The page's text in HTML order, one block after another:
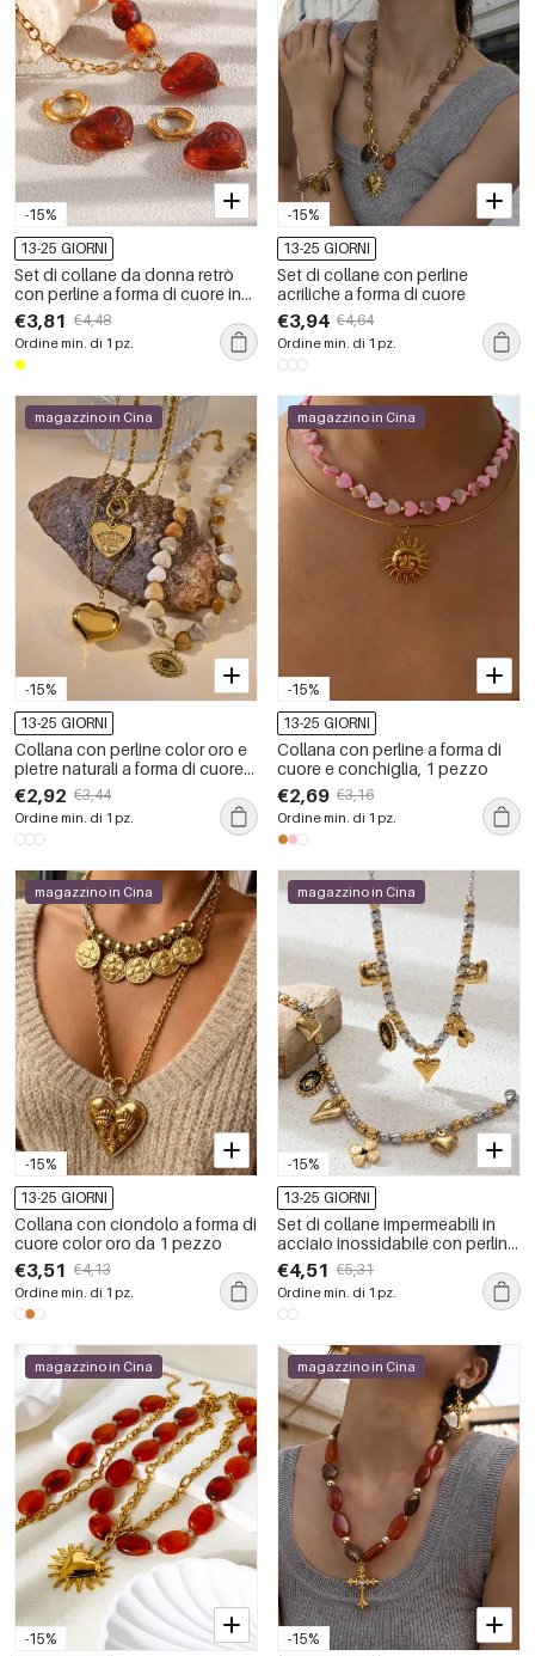
-15%
13-25 GIORNI
Set di collane da donna retrò
con perline a forma di cuore in
acrilico color oro
€3,81 €4,48
Ordine min. di 1 pz.
-15%
13-25 GIORNI
Set di collane con perline
acriliche a forma di cuore
€3,94 €4,64
Ordine min. di 1 pz.
-15%
magazzino in Cina
13-25 GIORNI
Collana con perline color oro e
pietre naturali a forma di cuore
retrò, 1 pezzo
€2,92 €3,44
Ordine min. di 1 pz.
-15%
magazzino in Cina
13-25 GIORNI
Collana con perline a forma di
cuore e conchiglia, 1 pezzo
€2,69 €3,16
Ordine min. di 1 pz.
-15%
magazzino in Cina
13-25 GIORNI
Collana con ciondolo a forma di
cuore color oro da 1 pezzo
€3,51 €4,13
Ordine min. di 1 pz.
-15%
magazzino in Cina
13-25 GIORNI
Set di collane impermeabili in
acciaio inossidabile con perline
a forma di cuore di vari colori
€4,51 €5,31
Ordine min. di 1 pz.
-15%
magazzino in Cina
-15%
magazzino in Cina